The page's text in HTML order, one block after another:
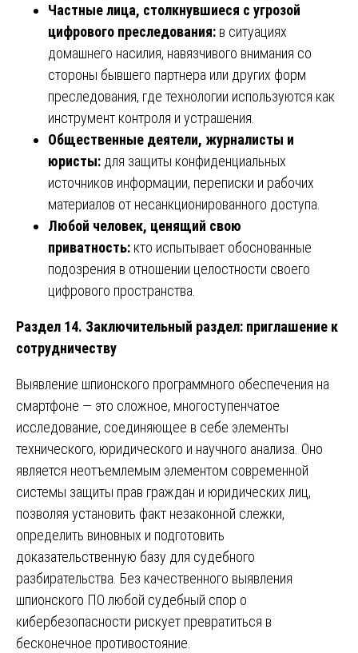
Частные лица, столкнувшиеся с угрозой
цифрового преследования: в ситуациях
домашнего насилия, навязчивого внимания со
стороны бывшего партнера или других форм
преследования, где технологии используются как
инструмент контроля и устрашения.
Общественные деятели, журналисты и
юристы: для защиты конфиденциальных
источников информации, переписки и рабочих
материалов от несанкционированного доступа.
Любой человек, ценящий свою
приватность: кто испытывает обоснованные
подозрения в отношении целостности своего
цифрового пространства.
Раздел 14. Заключительный раздел: приглашение к
сотрудничеству
Выявление шпионского программного обеспечения на
смартфоне — это сложное, многоступенчатое
исследование, соединяющее в себе элементы
технического, юридического и научного анализа. Оно
является неотъемлемым элементом современной
системы защиты прав граждан и юридических лиц,
позволяя установить факт незаконной слежки,
определить виновных и подготовить
доказательственную базу для судебного
разбирательства. Без качественного выявления
шпионского ПО любой судебный спор о
кибербезопасности рискует превратиться в
бесконечное противостояние.